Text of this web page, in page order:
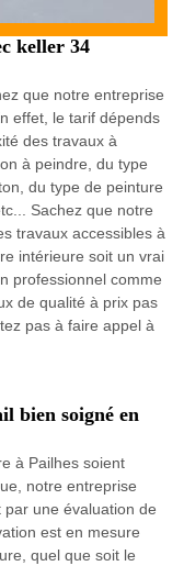
keller 34
que notre entreprise
effet, le tarif dépends
des travaux à
à peindre, du type
du type de peinture
Sachez que notre
travaux accessibles à
intérieure soit un vrai
professionnel comme
de qualité à prix pas
pas à faire appel à
bien soigné en
à Pailhes soient
notre entreprise
une évaluation de
est en mesure
quel que soit le